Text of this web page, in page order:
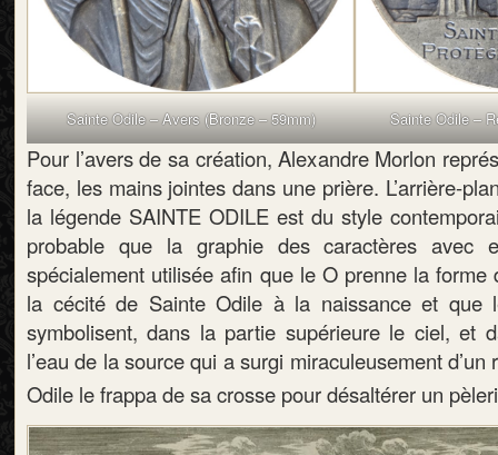
Sainte Odile – Avers (Bronze – 59mm) Sainte Odile –
Pour l’avers de sa création, Alexandre Morlon
face, les mains jointes dans une prière. L’arrière-
la légende SAINTE ODILE est du style
probable que la graphie des caractères avec
spécialement utilisée afin que le O prenne la
la cécité de Sainte Odile à la naissance et que
symbolisent, dans la partie supérieure le ciel, et
l’eau de la source qui a surgi miraculeusement
Odile le frappa de sa crosse pour désaltérer un